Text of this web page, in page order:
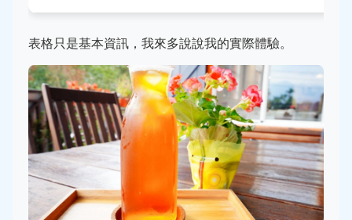
表格只是基本資訊，我來多說說我的實際體驗。